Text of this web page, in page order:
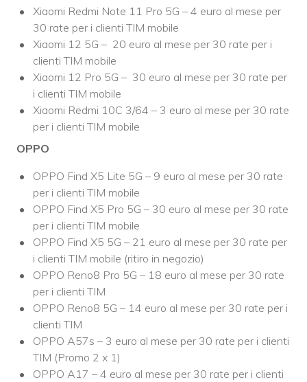
Xiaomi Redmi Note 11 Pro 5G – 4 euro al mese per
30 rate per i clienti TIM mobile
Xiaomi 12 5G – 20 euro al mese per 30 rate per i
clienti TIM mobile
Xiaomi 12 Pro 5G – 30 euro al mese per 30 rate per
i clienti TIM mobile
Xiaomi Redmi 10C 3/64 – 3 euro al mese per 30 rate
per i clienti TIM mobile
OPPO
OPPO Find X5 Lite 5G – 9 euro al mese per 30 rate
per i clienti TIM mobile
OPPO Find X5 Pro 5G – 30 euro al mese per 30 rate
per i clienti TIM mobile
OPPO Find X5 5G – 21 euro al mese per 30 rate per
i clienti TIM mobile (ritiro in negozio)
OPPO Reno8 Pro 5G – 18 euro al mese per 30 rate
per i clienti TIM
OPPO Reno8 5G – 14 euro al mese per 30 rate per i
clienti TIM
OPPO A57s – 3 euro al mese per 30 rate per i clienti
TIM (Promo 2 x 1)
OPPO A17 – 4 euro al mese per 30 rate per i clienti